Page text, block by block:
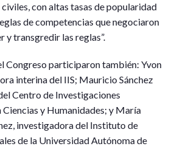
con altas tasas de popularidad
de competencias que negociaron
y transgredir las reglas”.
Congreso participaron también: Yvon
interina del IIS; Mauricio Sánchez
Centro de Investigaciones
y Humanidades; y María
investigadora del Instituto de
de la Universidad Autónoma de